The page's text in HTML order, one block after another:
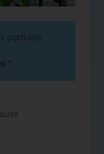
portraits
"